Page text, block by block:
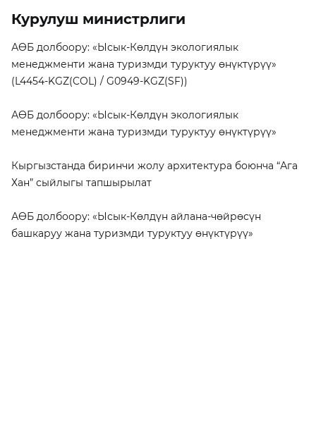
Курулуш министрлиги
АӨБ долбоору: «Ысык-Көлдүн экологиялык
менеджменти жана туризмди туруктуу өнүктүрүү»
(L4454-KGZ(COL) / G0949-KGZ(SF))
АӨБ долбоору: «Ысык-Көлдүн экологиялык
менеджменти жана туризмди туруктуу өнүктүрүү»
Кыргызстанда биринчи жолу архитектура боюнча “Ага
Хан” сыйлыгы тапшырылат
АӨБ долбоору: «Ысык-Көлдүн айлана-чөйрөсүн
башкаруу жана туризмди туруктуу өнүктүрүү»